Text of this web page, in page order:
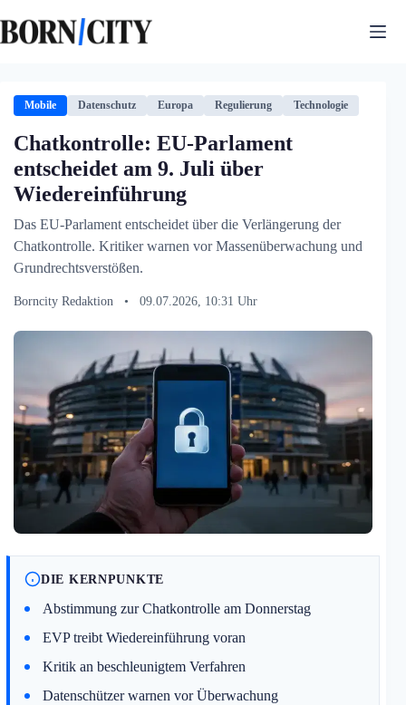
Inhalt
springen
Mobile Datenschutz Europa Regulierung Technologie
Chatkontrolle: EU-Parlament
entscheidet am 9. Juli über
Wiedereinführung
Das EU-Parlament entscheidet über die Verlängerung der
Chatkontrolle. Kritiker warnen vor Massenüberwachung und
Grundrechtsverstößen.
Borncity Redaktion • 09.07.2026, 10:31 Uhr
DIE KERNPUNKTE
Abstimmung zur Chatkontrolle am Donnerstag
EVP treibt Wiedereinführung voran
Kritik an beschleunigtem Verfahren
Datenschützer warnen vor Überwachung